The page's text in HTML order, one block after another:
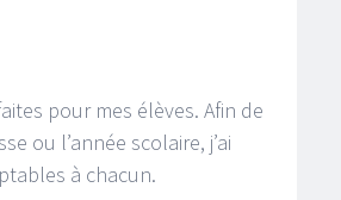
pour mes élèves. Afin de
ou l’année scolaire, j’ai
à chacun.